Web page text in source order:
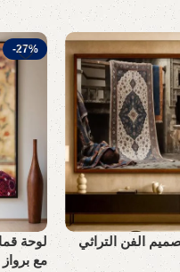
الفن التراثي
-27%
لوحة
مع